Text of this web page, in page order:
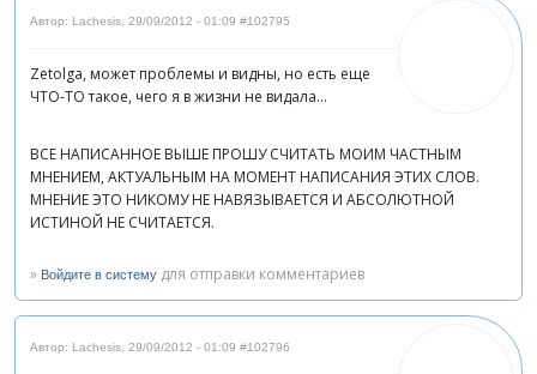
Автор: Lachesis, 29/09/2012 - 01:09 #102795
Zetolga, может проблемы и видны, но есть еще
ЧТО-ТО такое, чего я в жизни не видала...
ВСЕ НАПИСАННОЕ ВЫШЕ ПРОШУ СЧИТАТЬ МОИМ ЧАСТНЫМ
МНЕНИЕМ, АКТУАЛЬНЫМ НА МОМЕНТ НАПИСАНИЯ ЭТИХ СЛОВ.
МНЕНИЕ ЭТО НИКОМУ НЕ НАВЯЗЫВАЕТСЯ И АБСОЛЮТНОЙ
ИСТИНОЙ НЕ СЧИТАЕТСЯ.
» Войдите в систему для отправки комментариев
Автор: Lachesis 29/09/2012 - 01:09 #102796